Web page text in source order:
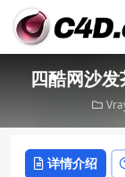
四酷网沙
详情介绍